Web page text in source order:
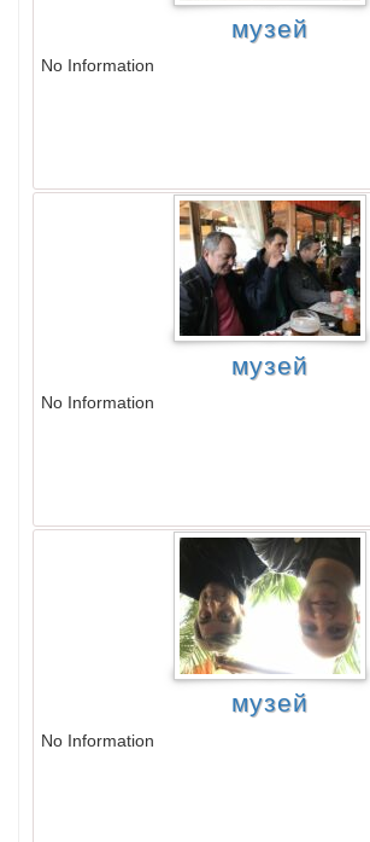
музей
No Information
музей
No Information
музей
No Information